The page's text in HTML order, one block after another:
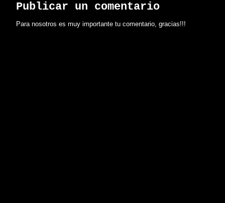
Publicar un comentario
Para nosotros es muy importante tu comentario, gracias!!!